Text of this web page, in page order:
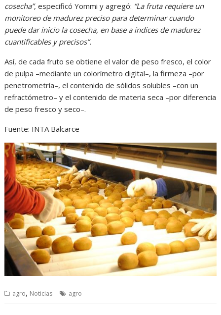
cosecha”, especificó Yommi y agregó: “La fruta requiere un
monitoreo de madurez preciso para determinar cuando
puede dar inicio la cosecha, en base a índices de madurez
cuantificables y precisos”.
Así, de cada fruto se obtiene el valor de peso fresco, el color
de pulpa –mediante un colorímetro digital–, la firmeza –por
penetrometría–, el contenido de sólidos solubles –con un
refractómetro– y el contenido de materia seca –por diferencia
de peso fresco y seco–.
Fuente: INTA Balcarce
agro, Noticias agro